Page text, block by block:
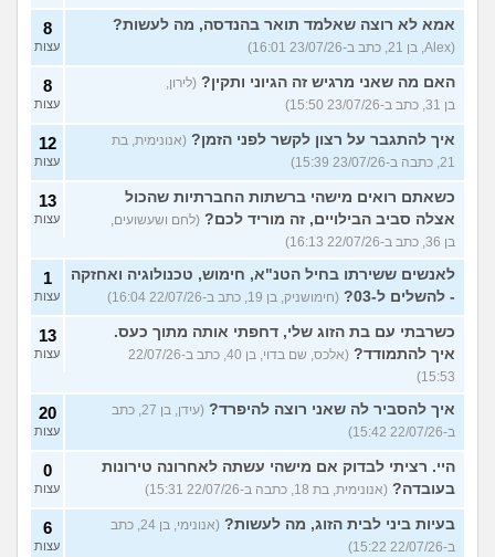
אמא לא רוצה שאלמד תואר בהנדסה, מה לעשות?
(Alex, בן 21, כתב ב-23/07/26 16:01)
8
עצות
האם מה שאני מרגיש זה הגיוני ותקין? (לירון,
בן 31, כתב ב-23/07/26 15:50)
8
עצות
איך להתגבר על רצון לקשר לפני הזמן? (אנונימית, בת
21, כתבה ב-23/07/26 15:39)
12
עצות
כשאתם רואים מישהי ברשתות החברתיות שהכול
אצלה סביב הבילויים, זה מוריד לכם? (לחם ושעשועים,
בן 36, כתב ב-22/07/26 16:13)
13
עצות
לאנשים ששירתו בחיל הטנ"א, חימוש, טכנולוגיה ואחזקה
- להשלים ל-03?
(חימושניק, בן 19, כתב ב-22/07/26 16:04)
1
עצות
כשרבתי עם בת הזוג שלי, דחפתי אותה מתוך כעס.
איך להתמודד?
(אלכס, שם בדוי, בן 40, כתב ב-22/07/26
15:53)
13
עצות
איך להסביר לה שאני רוצה להיפרד?
(עידן, בן 27, כתב
ב-22/07/26 15:42)
20
עצות
היי. רציתי לבדוק אם מישהי עשתה לאחרונה טירונות
בעובדה? (אנונימית, בת 18, כתבה ב-22/07/26 15:31)
0
עצות
בעיות ביני לבית הזוג, מה לעשות?
(אנונימי, בן 24, כתב
ב-22/07/26 15:22)
6
עצות